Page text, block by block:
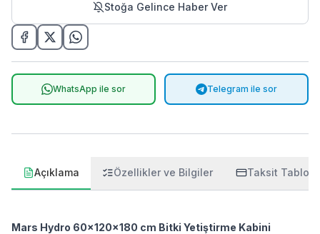
Stoğa Gelince Haber Ver
WhatsApp ile sor Telegram ile sor
Açıklama Özellikler ve Bilgiler Taksit
Mars Hydro 60x120x180 cm Bitki Yetiştirme Kabini